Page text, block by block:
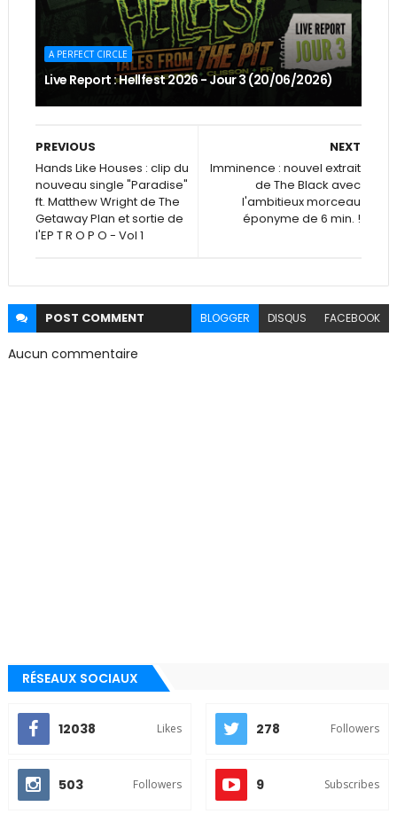
A PERFECT CIRCLE
Live Report : Hellfest 2026 - Jour 3 (20/06/2026)
NEXT
Imminence : nouvel extrait
de The Black avec
l'ambitieux morceau
éponyme de 6 min. !
PREVIOUS
Hands Like Houses : clip du
nouveau single "Paradise"
ft. Matthew Wright de The
Getaway Plan et sortie de
l'EP T R O P O - Vol 1
POST COMMENT BLOGGER DISQUS FACEBOOK
Aucun commentaire
RÉSEAUX SOCIAUX
12038 Likes 278 Followers
503 Followers 9 Subscribes